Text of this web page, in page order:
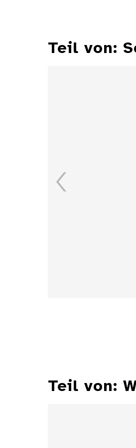
Teil von:
Teil von: